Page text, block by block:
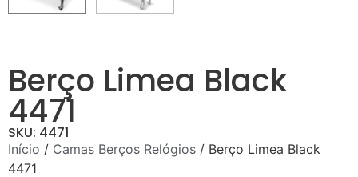
Berço Limea Black
4471
SKU: 4471
Início / Camas Berços Relógios / Berço Limea Black
4471